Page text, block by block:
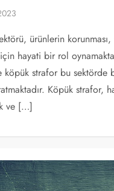
ürünlerin korunması,
için hayati bir rol
köpük strafor bu sektörde
Köpük strafor,
ve […]